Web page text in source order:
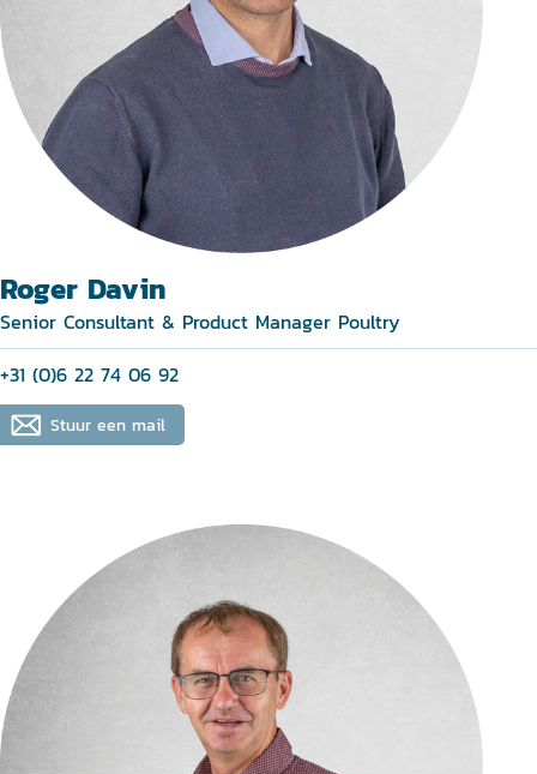
Roger Davin
Senior Consultant & Product Manager Poultry
+31 (0)6 22 74 06 92
Stuur een mail